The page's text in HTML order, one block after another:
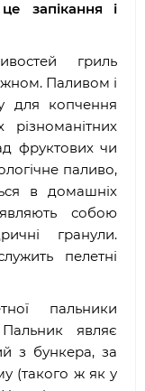
запікання і
гриль
Паливом і
для копчення
фруктових чи
паливо,
в домашніх
собою
гранули.
пелетні
пальники
являє
з бункера, за
(такого ж як у